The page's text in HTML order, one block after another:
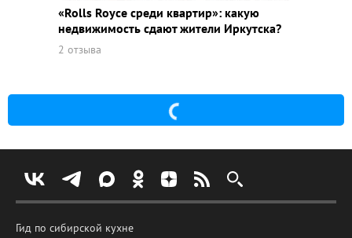
«Rolls Royce среди квaртир»: какую
недвижимость сдают жители Иркутска?
2 отзыва
Гид по сибирской кухне